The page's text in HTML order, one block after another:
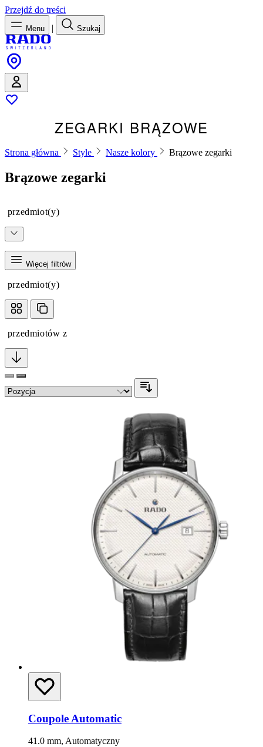
Przejdź do treści
Menu | Szukaj
ZEGARKI BRĄZOWE
Strona główna Style Nasze kolory Brązowe zegarki
Brązowe zegarki
przedmiot(y)
Więcej filtrów
przedmiot(y)
przedmiotów z
Coupole Automatic
41.0 mm, Automatyczny